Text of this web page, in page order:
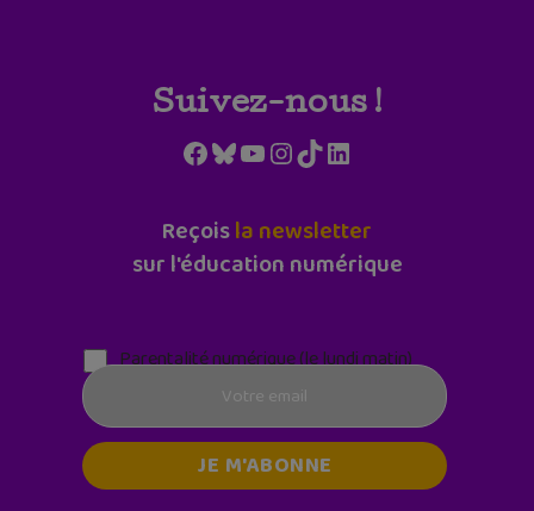
Suivez-nous !
Facebook
Bluesky
YouTube
Instagram
TikTokLinkedIn
Reçoisla newsletter
sur l'éducation numérique
Parentalité numérique (le lundi matin)